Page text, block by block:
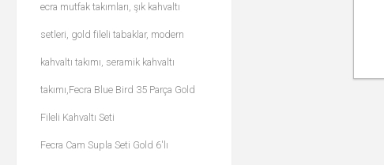
ecra mutfak takımları, şık kahvaltı
setleri, gold fileli tabaklar, modern
kahvaltı takımı, seramik kahvaltı
takımı,Fecra Blue Bird 35 Parça Gold
Fileli Kahvaltı Seti
Fecra Cam Supla Seti Gold 6'lı